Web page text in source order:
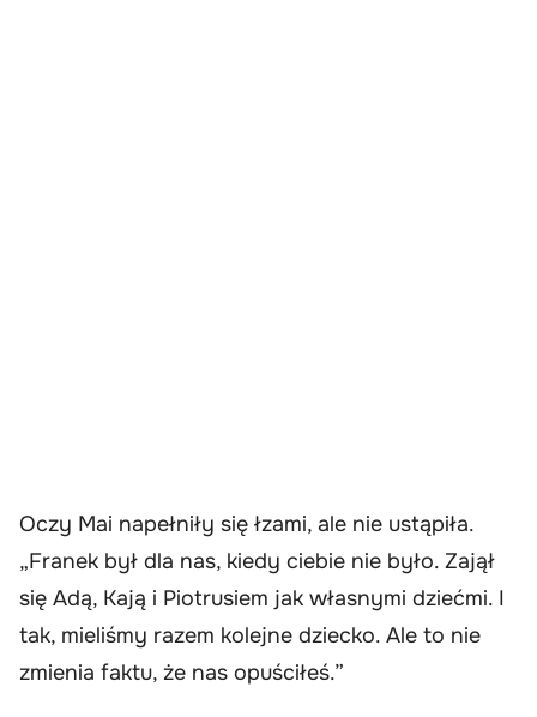
Oczy Mai napełniły się łzami, ale nie ustąpiła.
„Franek był dla nas, kiedy ciebie nie było. Zajął
się Adą, Kają i Piotrusiem jak własnymi dziećmi. I
tak, mieliśmy razem kolejne dziecko. Ale to nie
zmienia faktu, że nas opuściłeś.”